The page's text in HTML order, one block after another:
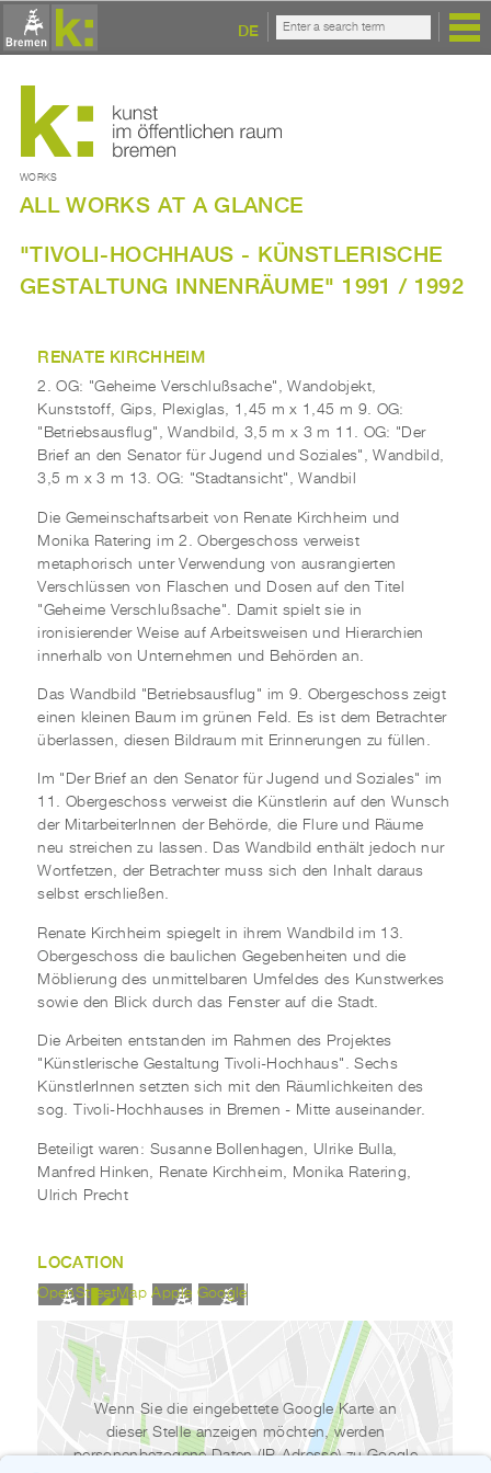
DE
WORKS
ALL WORKS AT A GLANCE
"TIVOLI-HOCHHAUS - KÜNSTLERISCHE
GESTALTUNG INNENRÄUME" 1991 / 1992
RENATE KIRCHHEIM
2. OG: "Geheime Verschlußsache", Wandobjekt,
Kunststoff, Gips, Plexiglas, 1,45 m x 1,45 m 9. OG:
"Betriebsausflug", Wandbild, 3,5 m x 3 m 11. OG: "Der
Brief an den Senator für Jugend und Soziales", Wandbild,
3,5 m x 3 m 13. OG: "Stadtansicht", Wandbil
Die Gemeinschaftsarbeit von Renate Kirchheim und
Monika Ratering im 2. Obergeschoss verweist
metaphorisch unter Verwendung von ausrangierten
Verschlüssen von Flaschen und Dosen auf den Titel
"Geheime Verschlußsache". Damit spielt sie in
ironisierender Weise auf Arbeitsweisen und Hierarchien
innerhalb von Unternehmen und Behörden an.
Das Wandbild "Betriebsausflug" im 9. Obergeschoss zeigt
einen kleinen Baum im grünen Feld. Es ist dem Betrachter
überlassen, diesen Bildraum mit Erinnerungen zu füllen.
Im "Der Brief an den Senator für Jugend und Soziales" im
11. Obergeschoss verweist die Künstlerin auf den Wunsch
der MitarbeiterInnen der Behörde, die Flure und Räume
neu streichen zu lassen. Das Wandbild enthält jedoch nur
Wortfetzen, der Betrachter muss sich den Inhalt daraus
selbst erschließen.
Renate Kirchheim spiegelt in ihrem Wandbild im 13.
Obergeschoss die baulichen Gegebenheiten und die
Möblierung des unmittelbaren Umfeldes des Kunstwerkes
sowie den Blick durch das Fenster auf die Stadt.
Die Arbeiten entstanden im Rahmen des Projektes
"Künstlerische Gestaltung Tivoli-Hochhaus". Sechs
KünstlerInnen setzten sich mit den Räumlichkeiten des
sog. Tivoli-Hochhauses in Bremen - Mitte auseinander.
Beteiligt waren: Susanne Bollenhagen, Ulrike Bulla,
Manfred Hinken, Renate Kirchheim, Monika Ratering,
Ulrich Precht
LOCATION
OpenStreetMap Apple Google
Wenn Sie die eingebettete Google Karte an
dieser Stelle anzeigen möchten, werden
personenbezogene Daten (IP-Adresse) zu Google